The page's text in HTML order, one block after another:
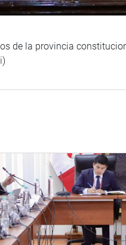
de la provincia